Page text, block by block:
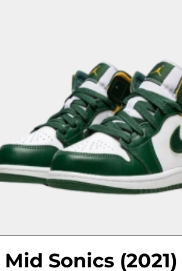
Sonics (2021)